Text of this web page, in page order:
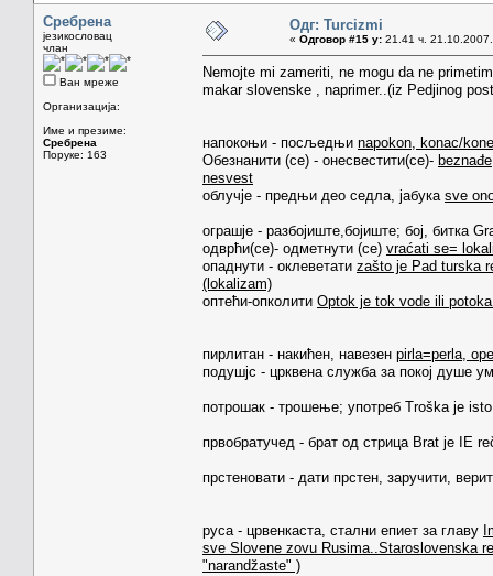
Сребрена
језикословац
члан
Ван мреже
Организација:
Име и презиме:
Сребрена
Поруке: 163
Одг: Turcizmi
« Одговор #15 у: 21.41 ч.
Nemojte mi zameriti, ne mogu da ne
makar slovenske , naprimer..(iz Pedjinog
напокоњи - посљедњи napokon, konac/
Обезнанити (cе) - онесвестити(се)-
nesvest
облучје - предњи део седла, јабука sve
ограшје - разбојиште,бојиште; бој, битка
одврћи(се)- одметнути (сe) vraćati se=
опаднути - оклеветати zašto je Pad turska
(lokalizam)
оптећи-опколити Optok je tok vode ili
пирлитан - накићен, навезен pirla=perla,
подушјс - црквена служба за покој душе
потрошак - трошење; употреб Troška je
првобратучед - брат од стрица Brat je IE
прстеновати - дати прстен, заручити,
руса - црвенкаста, стални епиет за главу
sve Slovene zovu Rusima..Staroslovenska
"narandžaste" )